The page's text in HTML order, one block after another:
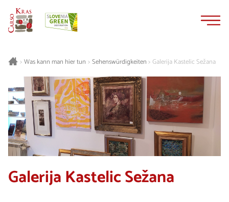
>Was kann man hier tun > Sehenswürdigkeiten >Galerija Kastelic Sežana
Galerija Kastelic Sežana